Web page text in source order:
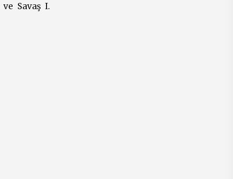
Savaş I.